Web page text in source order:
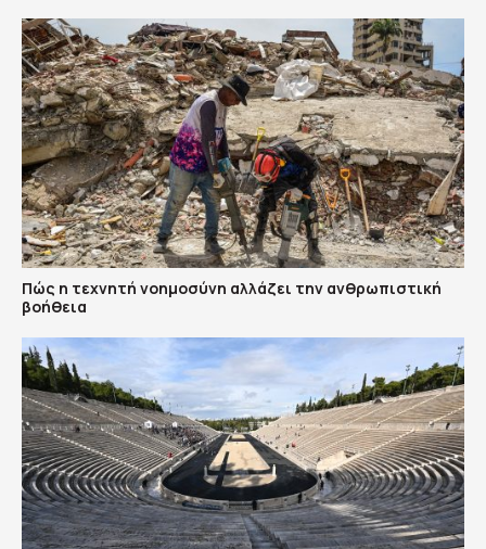
Πώς η τεχνητή νοημοσύνη αλλάζει την ανθρωπιστική
βοήθεια